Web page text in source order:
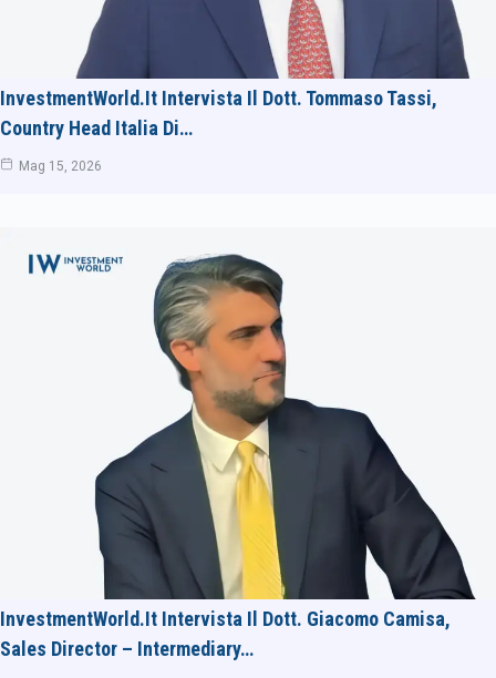
InvestmentWorld.it Intervista Il Dott. Tommaso Tassi,
Country Head Italia Di…
Mag 15, 2026
InvestmentWorld.it Intervista Il Dott. Giacomo Camisa,
Sales Director – Intermediary…